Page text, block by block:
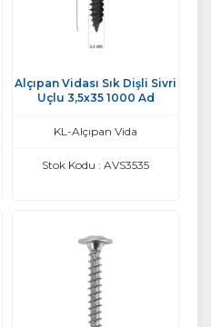
Alçıpan Vidası Sık Dişli Sivri
Uçlu 3,5x35 1000 Ad
KL-Alçıpan Vida
Stok Kodu : AVS3535